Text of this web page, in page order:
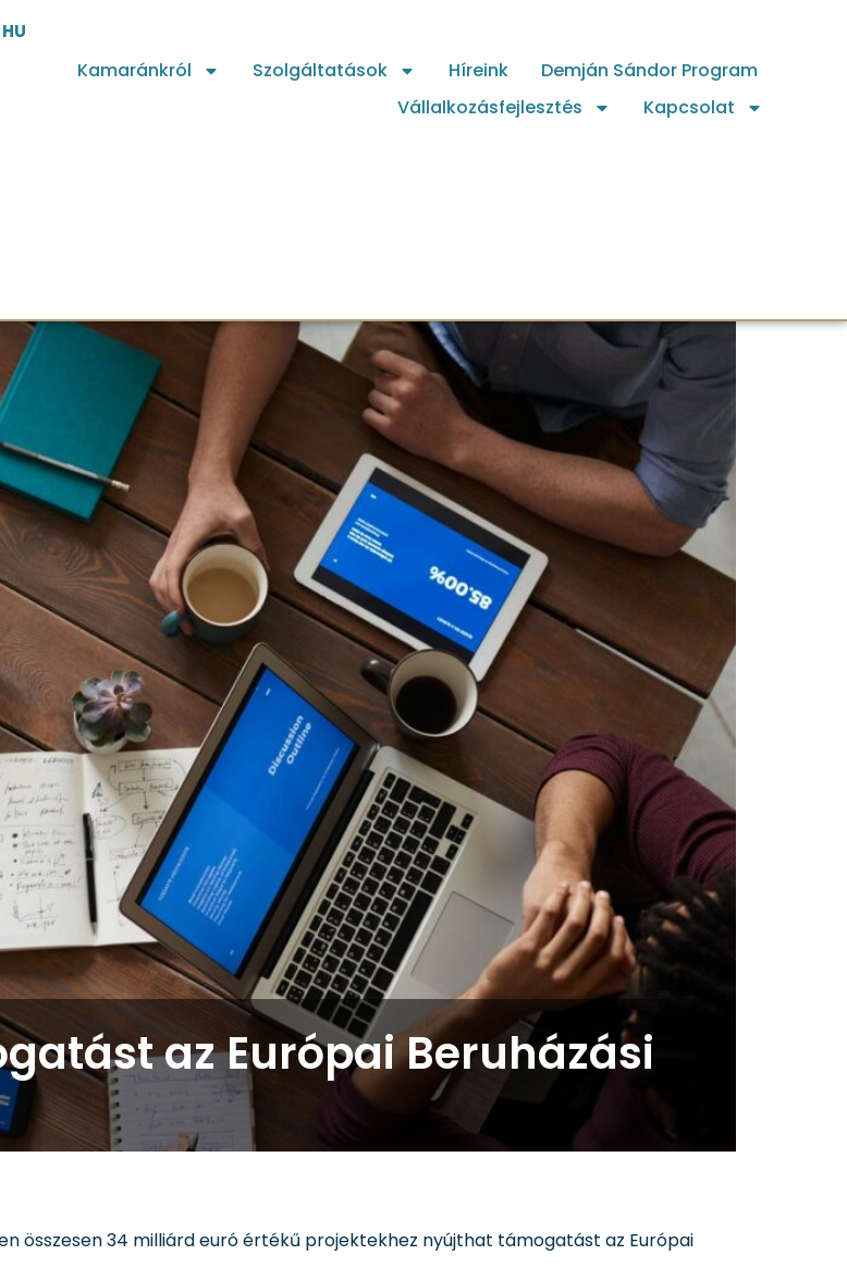
HU
Kamaránkról Szolgáltatások Híreink
Demján Sándor Program
Vállalkozásfejlesztés
Kapcsolat
az Európai Beruházási
összesen 34 milliárd euró értékű projektekhez nyújthat támogatást az Európai